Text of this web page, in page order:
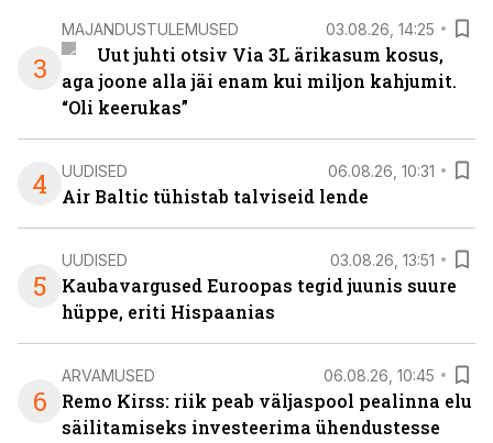
3
MAJANDUSTULEMUSED 03.08.26, 14:25
Uut juhti otsiv Via 3L ärikasum kosus,
aga joone alla jäi enam kui miljon kahjumit.
“Oli keerukas”
4 UUDISED 06.08.26, 10:31
Air Baltic tühistab talviseid lende
5
UUDISED 03.08.26, 13:51
Kaubavargused Euroopas tegid juunis suure
hüppe, eriti Hispaanias
6
ARVAMUSED 06.08.26, 10:45
Remo Kirss: riik peab väljaspool pealinna elu
säilitamiseks investeerima ühendustesse